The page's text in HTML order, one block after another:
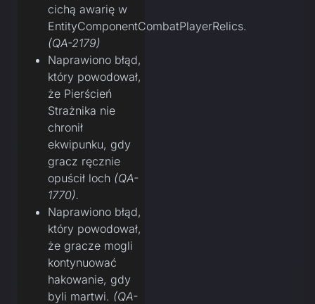
cichą awarię w
EntityComponentCombatPlayerRelics.
(QA-2179)
Naprawiono błąd,
który powodował,
że Pierścień
Strażnika nie
chronił
ekwipunku, gdy
gracz ręcznie
opuścił loch (QA-
1770).
Naprawiono błąd,
który powodował,
że gracze mogli
kontynuować
hakowanie, gdy
byli martwi. (QA-